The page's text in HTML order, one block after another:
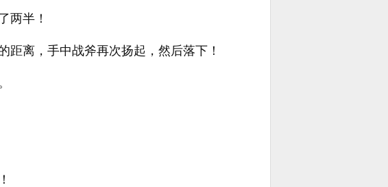
两半！
离，手中战斧再次扬起，然后落下！